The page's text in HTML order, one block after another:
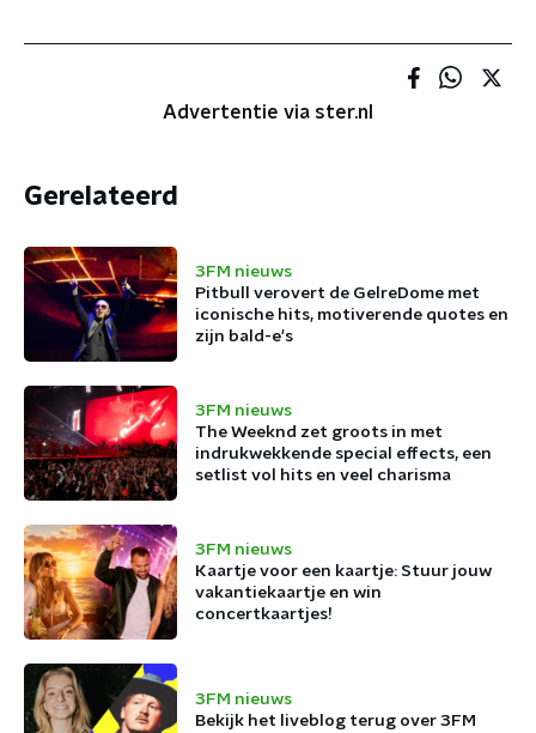
Advertentie via ster.nl
Gerelateerd
3FM nieuws
Pitbull verovert de GelreDome met
iconische hits, motiverende quotes en
zijn bald-e's
3FM nieuws
The Weeknd zet groots in met
indrukwekkende special effects, een
setlist vol hits en veel charisma
3FM nieuws
Kaartje voor een kaartje: Stuur jouw
vakantiekaartje en win
concertkaartjes!
3FM nieuws
Bekijk het liveblog terug over 3FM